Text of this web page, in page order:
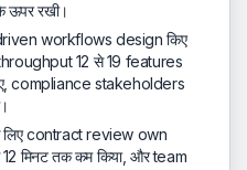
रखी।
workflows design किए
12 से 19 features
compliance stakeholders
contract review own
मिनट तक कम किया, और team